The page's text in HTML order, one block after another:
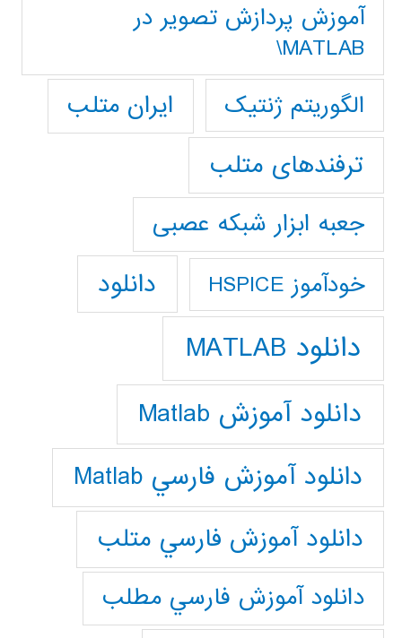
آموزش پردازش تصوير در
MATLAB\
الگوریتم ژنتیک
ایران متلب
ترفندهای متلب
جعبه ابزار شبکه عصبی
خودآموز HSPICE دانلود
دانلود MATLAB
دانلود آموزش Matlab
دانلود آموزش فارسي Matlab
دانلود آموزش فارسي متلب
دانلود آموزش فارسي مطلب